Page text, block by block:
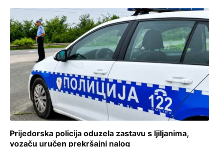
Prijedorska policija oduzela zastavu s ljiljanima,
vozaču uručen prekršajni nalog